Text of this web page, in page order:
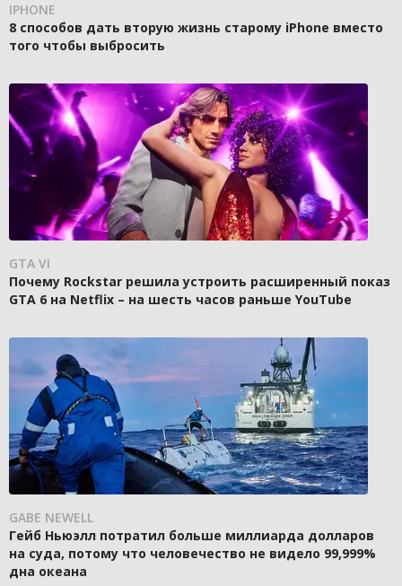
IPHONE
8 способов дать вторую жизнь старому iPhone вместо
того чтобы выбросить
GTA VI
Почему Rockstar решила устроить расширенный показ
GTA 6 на Netflix – на шесть часов раньше YouTube
GABE NEWELL
Гейб Ньюэлл потратил больше миллиарда долларов
на суда, потому что человечество не видело 99,999%
дна океана